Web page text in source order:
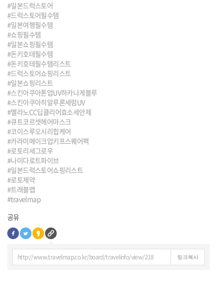
#일본드럭스토어
#드럭스토어필수템
#일본여행필수템
#쇼핑필수템
#일본쇼핑필수템
#돈키호테필수템
#돈키호테필수템리스트
#드럭스토어쇼핑리스트
#일본쇼핑리스트
#스킨아쿠아톤업UV하카나게블루
#스킨아쿠아히알루론세럼UV
#멜라노CC딥클리어효소세안제
#큐트코르셋헤어마스크
#코이스루오시리힙케어
#카라미메이크업키프스퀘어팩
#로토리세그로우
#나미다로트파이브
#일본드럭스토어쇼핑리스트
#로토제약
#트래블맵
#travelmap
공유
http://www.travelmap.co.kr/board/travelinfo/view/218 링크복사